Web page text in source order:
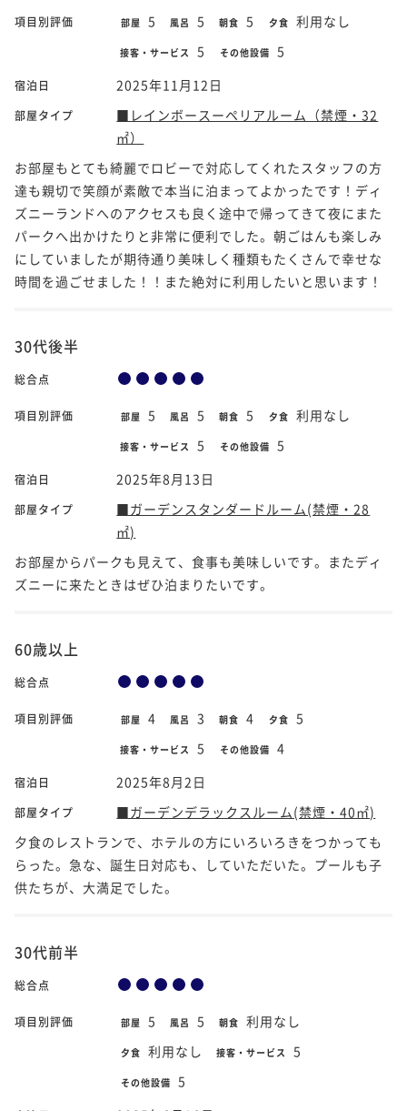
項目別評価 部屋 5 風呂 5 朝食 5 夕食 利用なし
接客・サービス 5 その他設備 5
宿泊日 2025年11月12日
部屋タイプ
■レインボースーペリアルーム（禁煙・32
㎡）
お部屋もとても綺麗でロビーで対応してくれたスタッフの方
達も親切で笑顔が素敵で本当に泊まってよかったです！ディ
ズニーランドへのアクセスも良く途中で帰ってきて夜にまた
パークへ出かけたりと非常に便利でした。朝ごはんも楽しみ
にしていましたが期待通り美味しく種類もたくさんで幸せな
時間を過ごせました！！また絶対に利用したいと思います！
30代後半
総合点
項目別評価 部屋 5 風呂 5 朝食 5 夕食 利用なし
接客・サービス 5 その他設備 5
宿泊日 2025年8月13日
部屋タイプ
■ガーデンスタンダードルーム(禁煙・28
㎡)
お部屋からパークも見えて、食事も美味しいです。またディ
ズニーに来たときはぜひ泊まりたいです。
60歳以上
総合点
項目別評価 部屋 4 風呂 3 朝食 4 夕食 5
接客・サービス 5 その他設備 4
宿泊日 2025年8月2日
部屋タイプ
■ガーデンデラックスルーム(禁煙・40㎡)
夕食のレストランで、ホテルの方にいろいろきをつかっても
らった。急な、誕生日対応も、していただいた。プールも子
供たちが、大満足でした。
30代前半
総合点
項目別評価 部屋 5 風呂 5 朝食 利用なし
夕食 利用なし 接客・サービス 5
その他設備 5